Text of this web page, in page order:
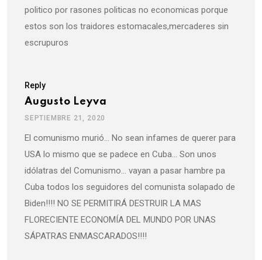
politico por rasones politicas no economicas porque
estos son los traidores estomacales,mercaderes sin
escrupuros
Reply
Augusto Leyva
SEPTIEMBRE 21, 2020
El comunismo murió… No sean infames de querer para
USA lo mismo que se padece en Cuba… Son unos
idólatras del Comunismo… vayan a pasar hambre pa
Cuba todos los seguidores del comunista solapado de
Biden!!!! NO SE PERMITIRÁ DESTRUIR LA MAS
FLORECIENTE ECONOMÍA DEL MUNDO POR UNAS
SÁPATRAS ENMASCARADOS!!!!